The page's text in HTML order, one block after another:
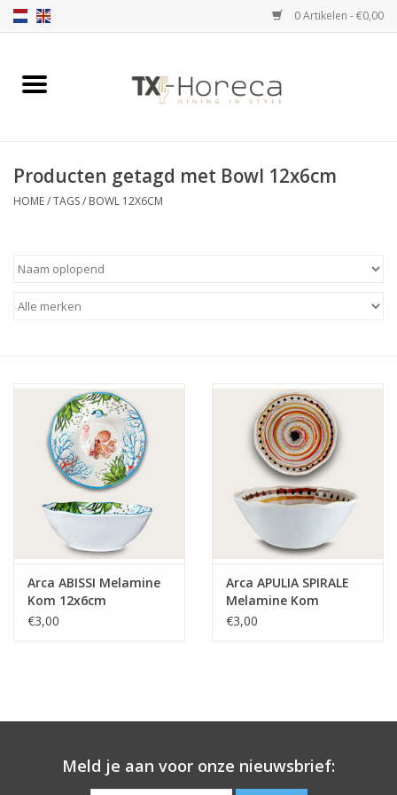
0 Artikelen - €0,00
Home
Catalogi
Producten getagd met Bowl 12x6cm
HOME/TAGS/ BOWL 12X6CM
Arca ABISSI Melamine
Kom 12x6cm
€3,00
Arca APULIA SPIRALE
Melamine Kom
12x6cm, geel
€3,00
Meld je aan voor onze nieuwsbrief: